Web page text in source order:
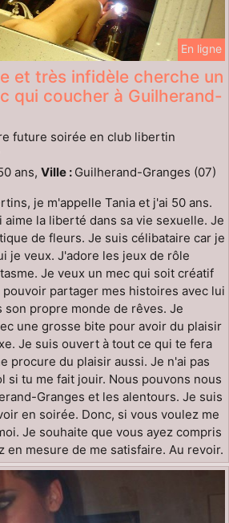
En ligne
et très infidèle cherche un
qui coucher à Guilherand-
future soirée en club libertin
ans, Ville : Guilherand-Granges (07)
je m'appelle Tania et j'ai 50 ans.
la liberté dans sa vie sexuelle. Je
de fleurs. Je suis célibataire car je
je veux. J'adore les jeux de rôle
Je veux un mec qui soit créatif
partager mes histoires avec lui
son propre monde de rêves. Je
une grosse bite pour avoir du plaisir
Je suis ouvert à tout ce qui te fera
procure du plaisir aussi. Je n'ai pas
si tu me fait jouir. Nous pouvons nous
Granges et les alentours. Je suis
en soirée. Donc, si vous voulez me
Je souhaite que vous ayez compris
en mesure de me satisfaire. Au revoir.